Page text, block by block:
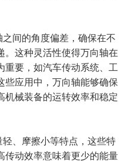
间的角度偏差，确保在不
。这种灵活性使得万向轴在
重要，如汽车传动系统、工
些应用中，万向轴能够确保
机械装备的运转效率和稳定
、摩擦小等特点，这些特
传动效率意味着更少的能量